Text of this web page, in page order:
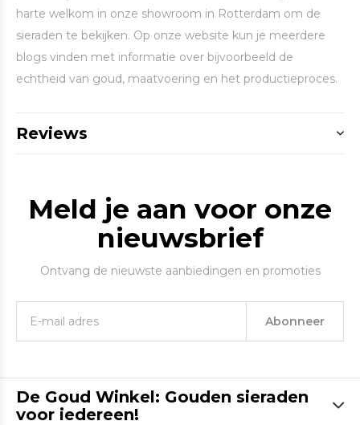
harte welkom in onze showroom in Rotterdam om de
sieraden te bekijken. Op onze website kun je meerdere
blogs vinden met informatie over bijvoorbeeld de
echtheid van goud, maatvoering en het productieproces.
Reviews
Meld je aan voor onze
nieuwsbrief
Ontvang de nieuwste aanbiedingen en promoties
Abonneer
De Goud Winkel: Gouden sieraden
voor iedereen!